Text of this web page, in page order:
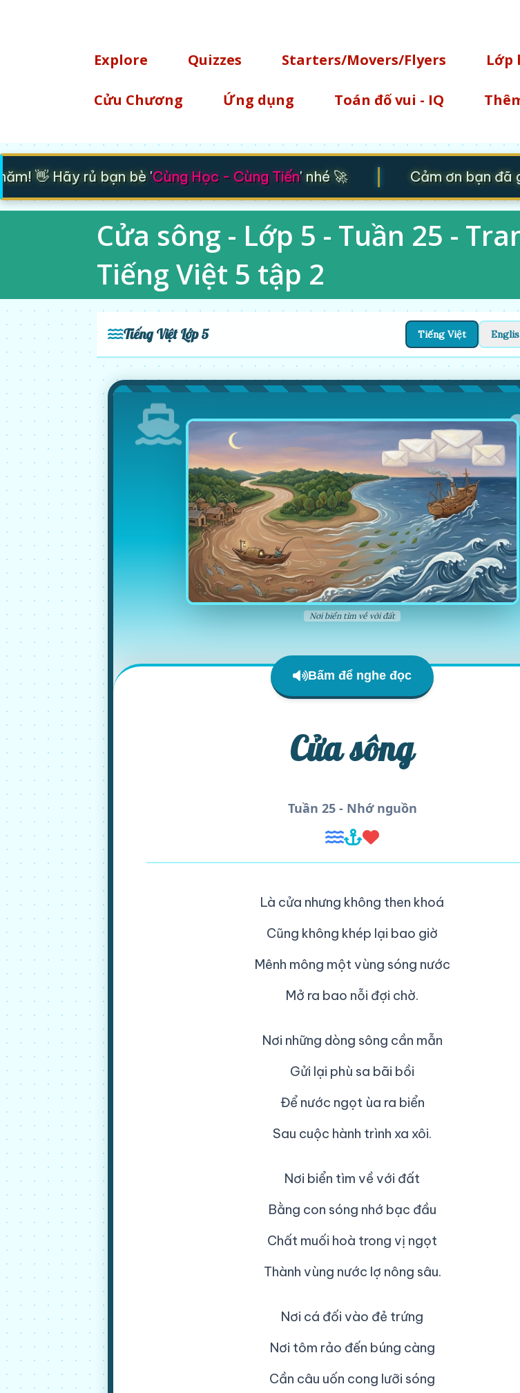
Explore
Quizzes Starters/Movers/Flyers Lớp
Cửu Chương Ứng dụng Toán đố vui - IQ
👋 Hãy rủ bạn bè 'Cùng Học - Cùng Tiến' nhé 🚀 Cảm ơn bạn đã
Cửa sông - Lớp 5 - Tuần 25 -
Tiếng Việt 5 tập 2
Tiếng Việt Lớp 5 Tiếng Việt
Nơi biển tìm về với đất
Bấm để nghe đọc
Cửa sông
Tuần 25 - Nhớ nguồn
Là cửa nhưng không then khoá
Cũng không khép lại bao giờ
Mênh mông một vùng sóng nước
Mở ra bao nỗi đợi chờ.
Nơi những dòng sông cần mẫn
Gửi lại phù sa bãi bồi
Để nước ngọt ùa ra biển
Sau cuộc hành trình xa xôi.
Nơi biển tìm về với đất
Bằng con sóng nhớ bạc đầu
Chất muối hoà trong vị ngọt
Thành vùng nước lợ nông sâu.
Nơi cá đối vào đẻ trứng
Nơi tôm rảo đến búng càng
Cần câu uốn cong lưỡi sóng